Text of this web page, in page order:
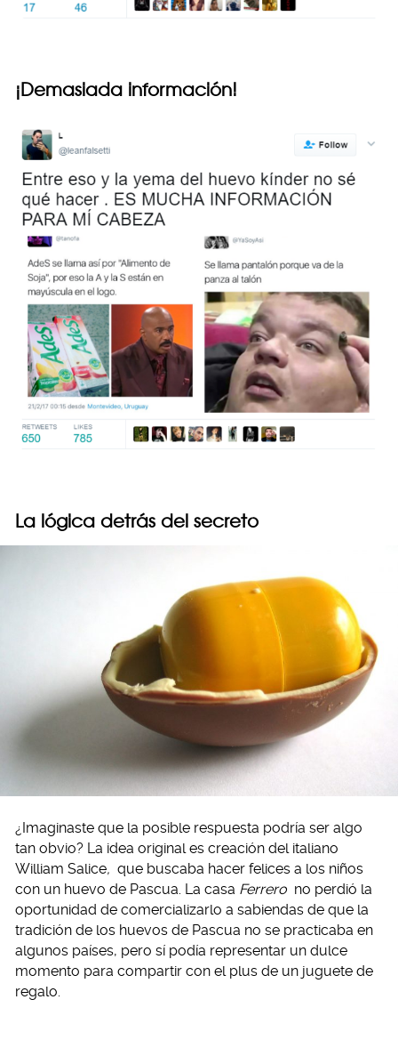
¡Demasiada información!
La lógica detrás del secreto
¿Imaginaste que la posible respuesta podría ser algo
tan obvio? La idea original es creación del italiano
William Salice, que buscaba hacer felices a los niños
con un huevo de Pascua. La casa Ferrero no perdió la
oportunidad de comercializarlo a sabiendas de que la
tradición de los huevos de Pascua no se practicaba en
algunos países, pero sí podía representar un dulce
momento para compartir con el plus de un juguete de
regalo.